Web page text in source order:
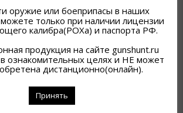
оружие или боеприпасы в наших
только при наличии лицензии
калибра(РОХа) и паспорта РФ.
продукция на сайте gunshunt.ru
ознакомительных целях и НЕ может
дистанционно(онлайн).
Принять